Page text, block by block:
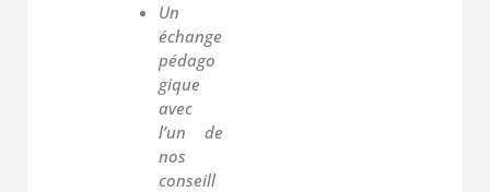
Un
échange
pédago
gique
avec
l’un de
nos
conseill